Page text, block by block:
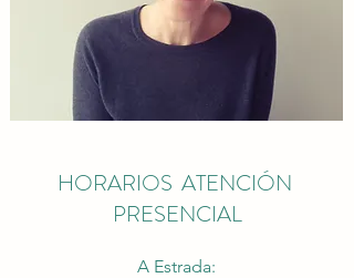
HORARIOS ATENCIÓN
PRESENCIAL
Necesario solicitar cita previa.
A Estrada: